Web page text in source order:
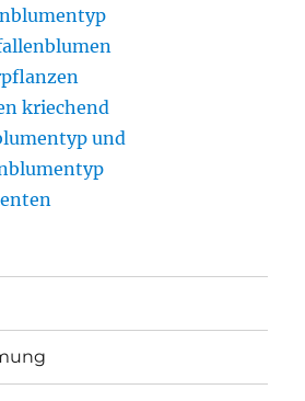
kriechend
und